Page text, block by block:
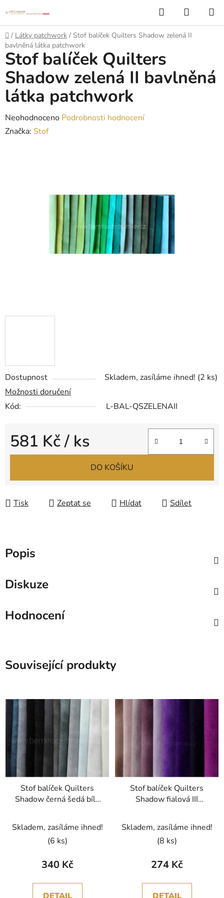
na
obsah
Hledat
KOŠÍK
Domů
/ Látky patchwork / Stof balíček Quilters Shadow zelená II
bavlněná látka patchwork
Dostupnost Skladem, zasíláme ihned! (2 ks)
Možnosti doručení
Kód:
L-BAL-QSZELENAII
581 Kč/ ks
Měrná cena:
DO KOŠÍKU
Tisk Zeptat se Hlídat Sdílet
Stof balíček Quilters
Shadow zelená II bavlněná
látka patchwork
Průměrné
hodnocení
Neohodnoceno Podrobnosti hodnocení
Značka: Stof
Popis
Diskuze
Hodnocení
Související produkty
Stof balíček Quilters
Shadow černá šedá bílá
patchwork
Skladem, zasíláme ihned!
(6 ks)
340 Kč
Stof balíček Quilters
Shadow fialová III
patchwork
Skladem, zasíláme ihned!
(8 ks)
274 Kč